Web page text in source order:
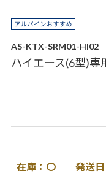
AS-KTX-SRM01-HI02
ハイエース(6型)専
在庫：〇 発送日